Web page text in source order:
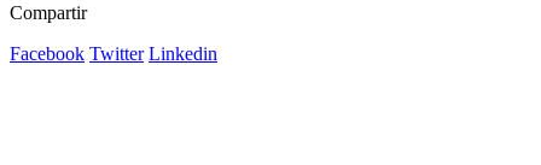
Compartir
Facebook Twitter Linkedin